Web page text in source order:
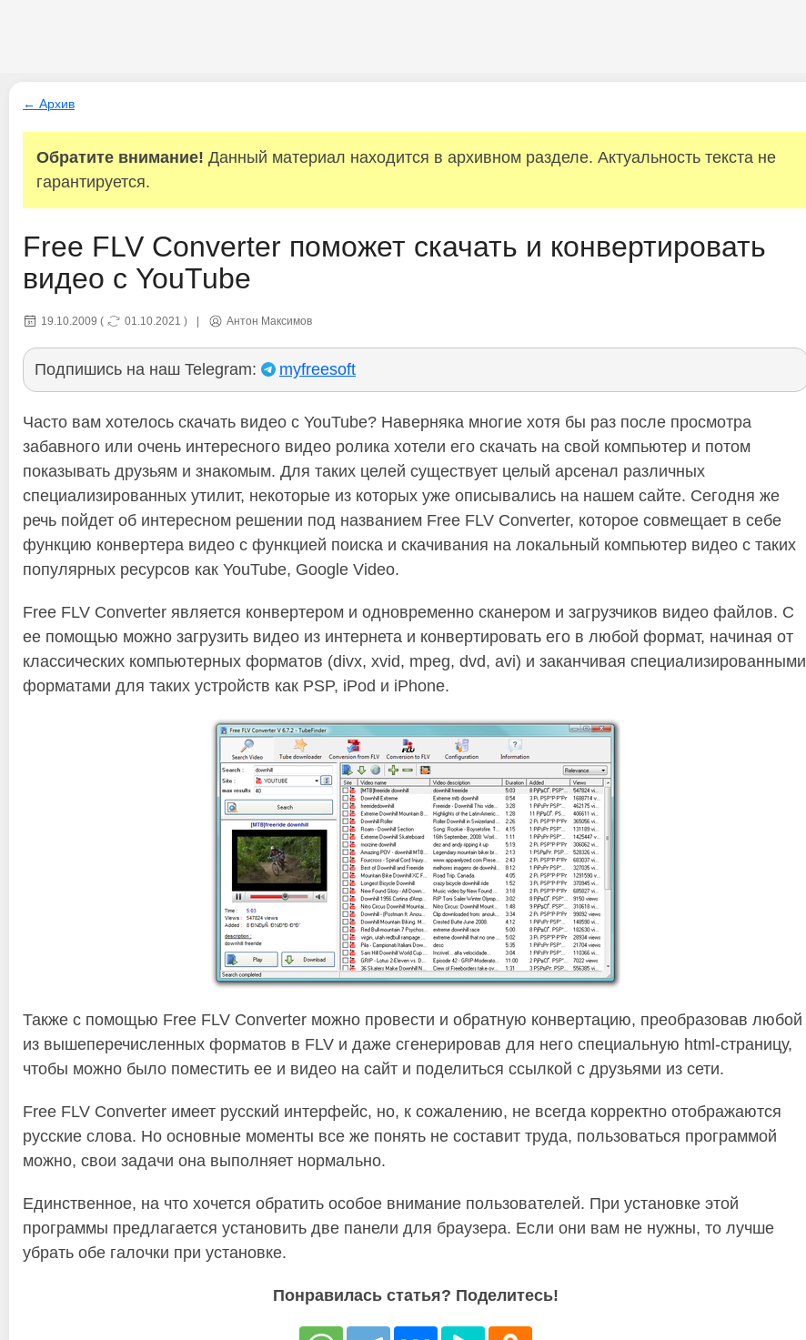
← Архив
Обратите внимание! Данный материал находится в архивном разделе. Актуальность текста не
гарантируется.
Free FLV Converter поможет скачать и конвертировать
видео с YouTube
19.10.2009 ( 01.10.2021 ) Антон Максимов
Подпишись на наш Telegram: myfreesoft
Часто вам хотелось скачать видео с YouTube? Наверняка многие хотя бы раз после просмотра
забавного или очень интересного видео ролика хотели его скачать на свой компьютер и потом
показывать друзьям и знакомым. Для таких целей существует целый арсенал различных
специализированных утилит, некоторые из которых уже описывались на нашем сайте. Сегодня же
речь пойдет об интересном решении под названием Free FLV Converter, которое совмещает в себе
функцию конвертера видео с функцией поиска и скачивания на локальный компьютер видео с таких
популярных ресурсов как YouTube, Google Video.
Free FLV Converter является конвертером и одновременно сканером и загрузчиков видео файлов. С
ее помощью можно загрузить видео из интернета и конвертировать его в любой формат, начиная от
классических компьютерных форматов (divx, xvid, mpeg, dvd, avi) и заканчивая специализированными
форматами для таких устройств как PSP, iPod и iPhone.
Также с помощью Free FLV Converter можно провести и обратную конвертацию, преобразовав любой
из вышеперечисленных форматов в FLV и даже сгенерировав для него специальную html-страницу,
чтобы можно было поместить ее и видео на сайт и поделиться ссылкой с друзьями из сети.
Free FLV Converter имеет русский интерфейс, но, к сожалению, не всегда корректно отображаются
русские слова. Но основные моменты все же понять не составит труда, пользоваться программой
можно, свои задачи она выполняет нормально.
Единственное, на что хочется обратить особое внимание пользователей. При установке этой
программы предлагается установить две панели для браузера. Если они вам не нужны, то лучше
убрать обе галочки при установке.
Понравилась статья? Поделитесь!